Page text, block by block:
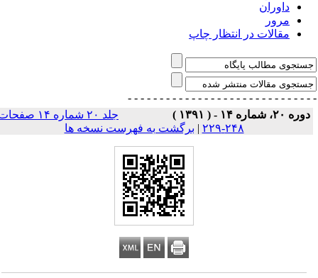
داوران
مرور
مقالات در انتظار چاپ
- - - - - - - - - - - - -
- - - - - - - - - - - - - - -
دوره ۲۰، شماره ۱۴ - ( ۱۳۹۱ )
جلد ۲۰ شماره ۱۴ صفحات
۲۴۸-۲۲۹
|برگشت به فهرست نسخه ها